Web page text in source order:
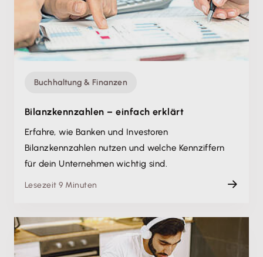
Buchhaltung & Finanzen
Bilanzkennzahlen – einfach erklärt
Erfahre, wie Banken und Investoren
Bilanzkennzahlen nutzen und welche Kennziffern
für dein Unternehmen wichtig sind.
Lesezeit 9 Minuten